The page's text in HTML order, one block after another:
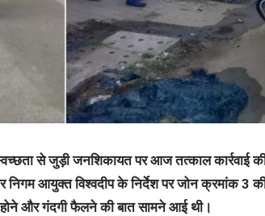
स्वच्छता से जुड़ी जनशिकायत पर आज तत्काल कार्रवाई
आयुक्त विश्वदीप के निर्देश पर जोन क्रमांक 3 की
होने और गंदगी फैलने की बात सामने आई थी।